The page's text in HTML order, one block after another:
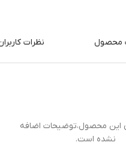
محصول نظرات
این محصول،توضیحات اضافه
نشده است.